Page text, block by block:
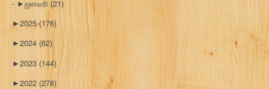
►ஜனவரி (21)
►2025(176)
►2024 (62)
►2023 (144)
►2022 (278)